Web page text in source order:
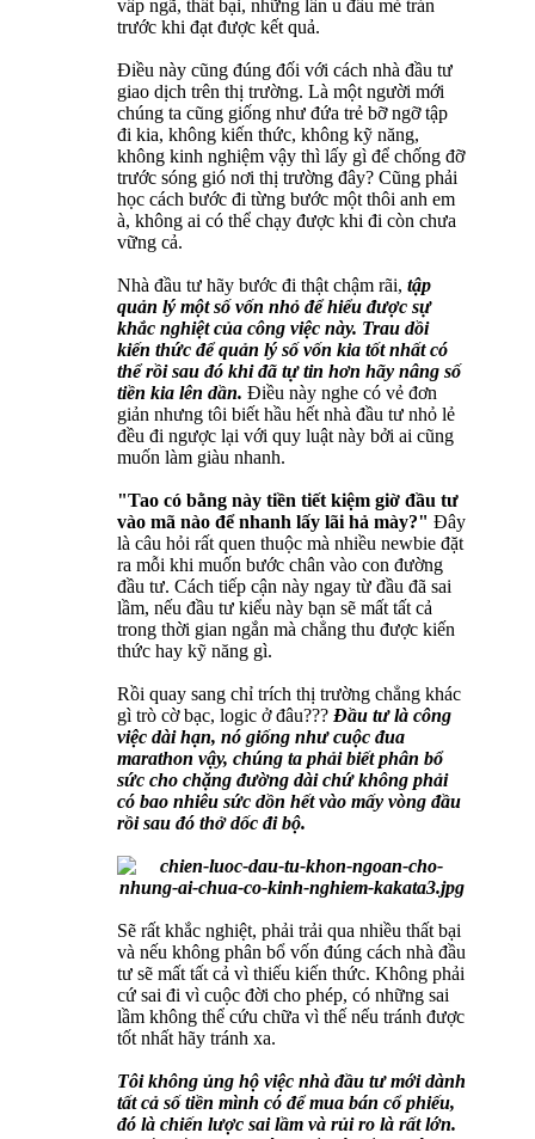
vấp ngã, thất bại, những lần u đầu mẻ trán
trước khi đạt được kết quả.
Điều này cũng đúng đối với cách nhà đầu tư
giao dịch trên thị trường. Là một người mới
chúng ta cũng giống như đứa trẻ bỡ ngỡ tập
đi kia, không kiến thức, không kỹ năng,
không kinh nghiệm vậy thì lấy gì để chống đỡ
trước sóng gió nơi thị trường đây? Cũng phải
học cách bước đi từng bước một thôi anh em
à, không ai có thể chạy được khi đi còn chưa
vững cả.
Nhà đầu tư hãy bước đi thật chậm rãi, tập
quản lý một số vốn nhỏ để hiểu được sự
khắc nghiệt của công việc này. Trau dồi
kiến thức để quản lý số vốn kia tốt nhất có
thể rồi sau đó khi đã tự tin hơn hãy nâng số
tiền kia lên dần. Điều này nghe có vẻ đơn
giản nhưng tôi biết hầu hết nhà đầu tư nhỏ lẻ
đều đi ngược lại với quy luật này bởi ai cũng
muốn làm giàu nhanh.
"Tao có bằng này tiền tiết kiệm giờ đầu tư
vào mã nào để nhanh lấy lãi hả mày?" Đây
là câu hỏi rất quen thuộc mà nhiều newbie đặt
ra mỗi khi muốn bước chân vào con đường
đầu tư. Cách tiếp cận này ngay từ đầu đã sai
lầm, nếu đầu tư kiểu này bạn sẽ mất tất cả
trong thời gian ngắn mà chẳng thu được kiến
thức hay kỹ năng gì.
Rồi quay sang chỉ trích thị trường chẳng khác
gì trò cờ bạc, logic ở đâu??? Đầu tư là công
việc dài hạn, nó giống như cuộc đua
marathon vậy, chúng ta phải biết phân bổ
sức cho chặng đường dài chứ không phải
có bao nhiêu sức dồn hết vào mấy vòng đầu
rồi sau đó thở dốc đi bộ.
Sẽ rất khắc nghiệt, phải trải qua nhiều thất bại
và nếu không phân bổ vốn đúng cách nhà đầu
tư sẽ mất tất cả vì thiếu kiến thức. Không phải
cứ sai đi vì cuộc đời cho phép, có những sai
lầm không thể cứu chữa vì thế nếu tránh được
tốt nhất hãy tránh xa.
Tôi không ủng hộ việc nhà đầu tư mới dành
tất cả số tiền mình có để mua bán cổ phiếu,
đó là chiến lược sai lầm và rủi ro là rất lớn.